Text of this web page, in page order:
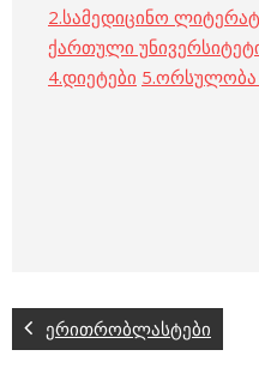
2.სამედიცინო
ქართული
4.დიეტები 5.ორსულობა
ერითრობლასტები